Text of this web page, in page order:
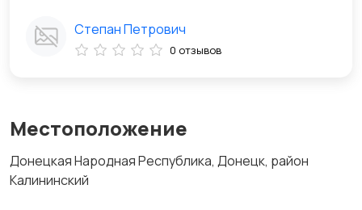
Местоположение
Донецкая Народная Республика, Донецк, район
Калининский
Степан Петрович
0 отзывов